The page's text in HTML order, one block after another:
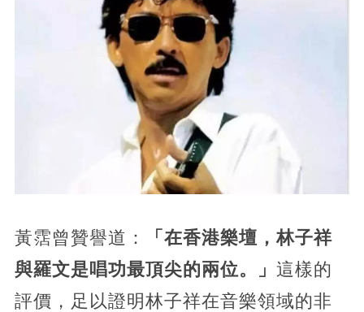
黃霑曾贊譽道：
「在香港樂壇，林子祥
與羅文是唱功最頂尖的兩位。」 這樣的
評價，足以證明林子祥在音樂領域的非